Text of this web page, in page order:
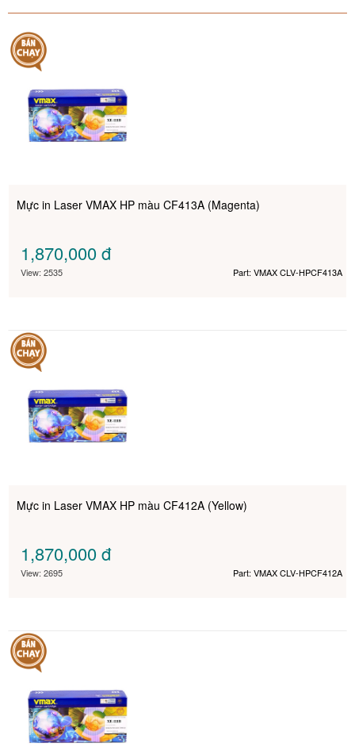
Mực in Laser VMAX HP màu CF413A (Magenta)
1,870,000đ
View: 2535 Part: VMAX CLV-HPCF413A
Mực in Laser VMAX HP màu CF412A (Yellow)
1,870,000đ
View: 2695 Part: VMAX CLV-HPCF412A